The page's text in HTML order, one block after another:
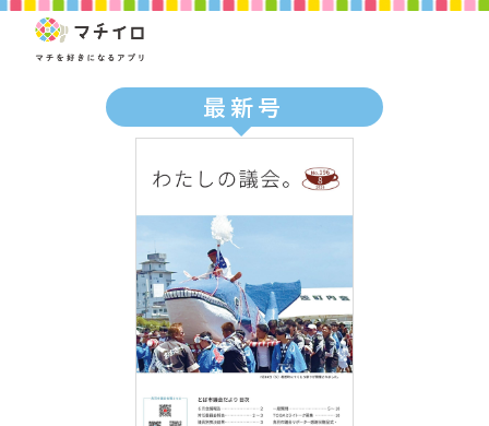
最新号